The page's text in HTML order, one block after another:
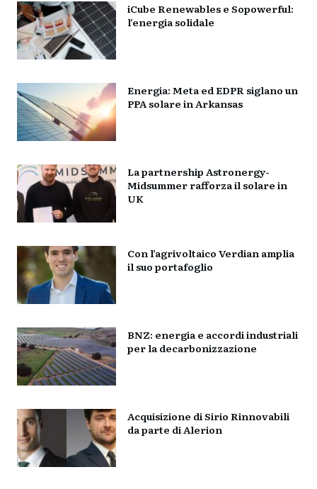
iCube Renewables e Sopowerful:
l’energia solidale
Energia: Meta ed EDPR siglano un
PPA solare in Arkansas
La partnership Astronergy-
Midsummer rafforza il solare in
UK
Con l’agrivoltaico Verdian amplia
il suo portafoglio
BNZ: energia e accordi industriali
per la decarbonizzazione
Acquisizione di Sirio Rinnovabili
da parte di Alerion